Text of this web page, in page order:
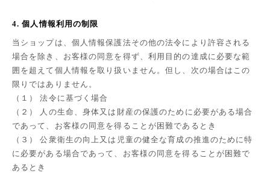
4. 個人情報利用の制限
当ショップは、個人情報保護法その他の法令により許容される
場合を除き、お客様の同意を得ず、利用目的の達成に必要な範
囲を超えて個人情報を取り扱いません。但し、次の場合はこの
限りではありません。
（１） 法令に基づく場合
（２） 人の生命、身体又は財産の保護のために必要がある場合
であって、お客様の同意を得ることが困難であるとき
（３） 公衆衛生の向上又は児童の健全な育成の推進のために特
に必要がある場合であって、お客様の同意を得ることが困難で
あるとき